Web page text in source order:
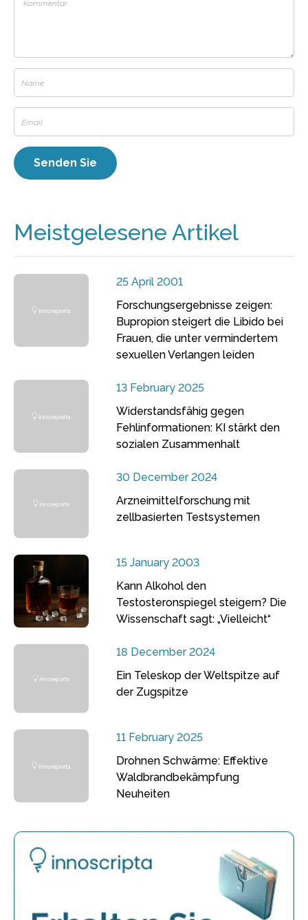
Meistgelesene Artikel
25 April 2001
Forschungsergebnisse zeigen:
Bupropion steigert die Libido bei
Frauen, die unter vermindertem
sexuellen Verlangen leiden
13 February 2025
Widerstandsfähig gegen
Fehlinformationen: KI stärkt den
sozialen Zusammenhalt
30 December 2024
Arzneimittelforschung mit
zellbasierten Testsystemen
15 January 2003
Kann Alkohol den
Testosteronspiegel steigern? Die
Wissenschaft sagt: „Vielleicht“
18 December 2024
Ein Teleskop der Weltspitze auf
der Zugspitze
11 February 2025
Drohnen Schwärme: Effektive
Waldbrandbekämpfung
Neuheiten